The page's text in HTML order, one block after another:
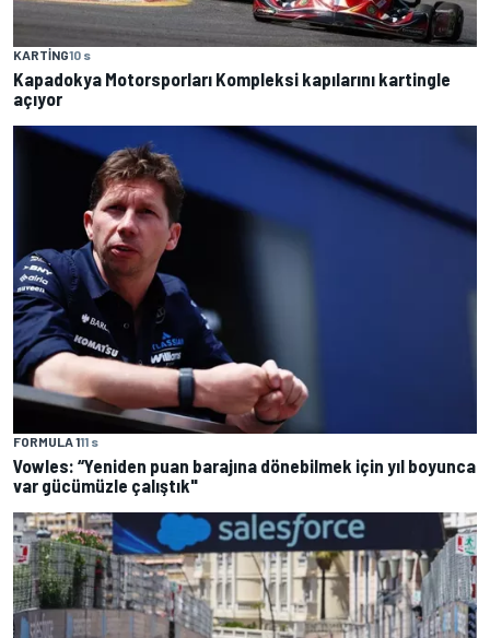
KARTING10 s
Kapadokya Motorsporları Kompleksi kapılarını kartingle
açıyor
FORMULA 111 s
Vowles: “Yeniden puan barajına dönebilmek için yıl boyunca
var gücümüzle çalıştık"